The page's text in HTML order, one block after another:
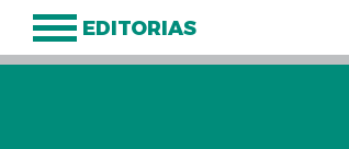
EDITORIAS